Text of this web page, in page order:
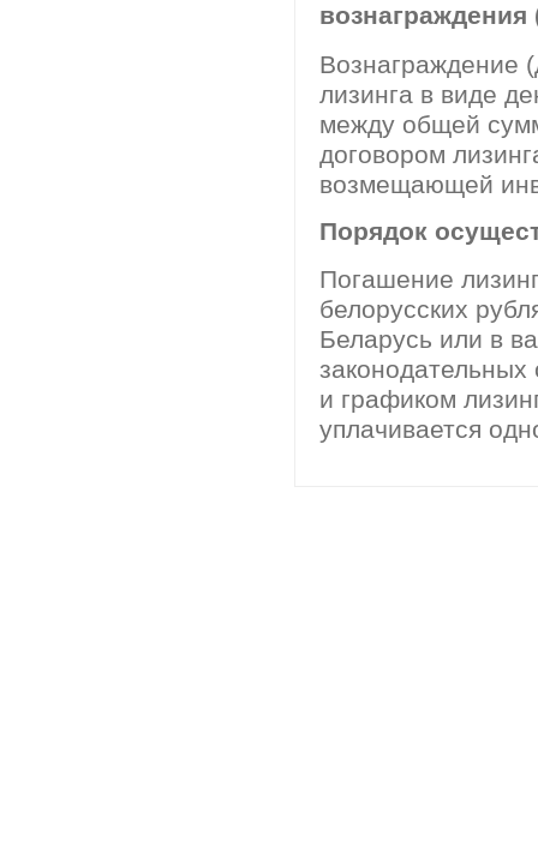
Вознаграждение
лизинга в виде
между общей
договором
возмещающей
Порядок
Погашение
белорусских
Беларусь или в
законодательных
и графиком
уплачивается